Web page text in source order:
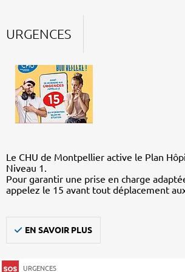
URGENCES
Le CHU de Montpellier active le Plan
Niveau 1.
Pour garantir une prise en charge
appelez le 15 avant tout déplacement
EN SAVOIR PLUS
URGENCES